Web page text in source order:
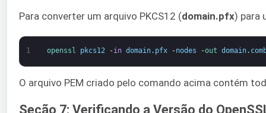
Para converter um arquivo PKCS12 (domain.pfx) para
1 openssl pkcs12 -in domain. pfx -nodes -out domain.
O arquivo PEM criado pelo comando acima contém
Seção 7: Verificando a Versão do